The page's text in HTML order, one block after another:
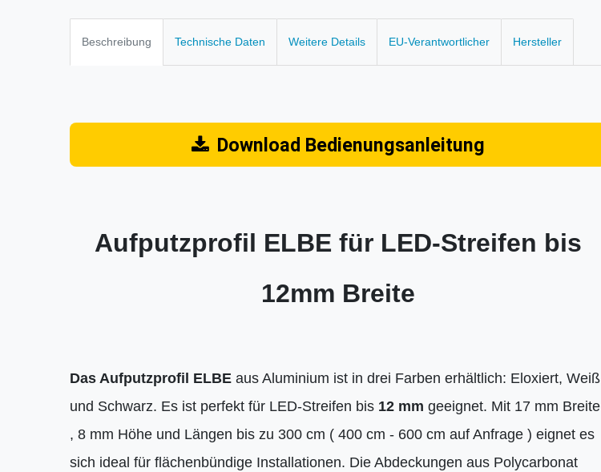
Beschreibung Technische Daten Weitere Details EU-Verantwortlicher Hersteller
Download Bedienungsanleitung
Aufputzprofil ELBE für LED-Streifen bis
12mm Breite
Das Aufputzprofil ELBE aus Aluminium ist in drei Farben erhältlich: Eloxiert, Weiß
und Schwarz. Es ist perfekt für LED-Streifen bis 12 mm geeignet. Mit 17 mm Breite
, 8 mm Höhe und Längen bis zu 300 cm ( 400 cm - 600 cm auf Anfrage ) eignet es
sich ideal für flächenbündige Installationen. Die Abdeckungen aus Polycarbonat